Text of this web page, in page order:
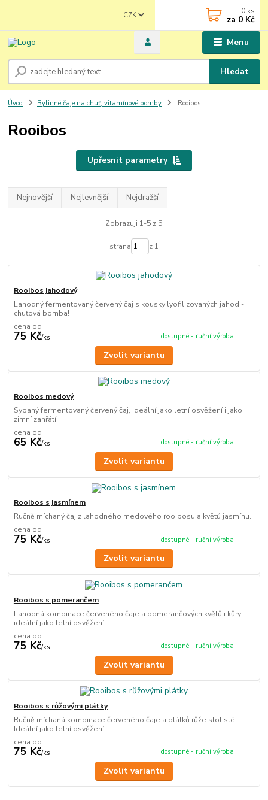
Menu
CZK
Hledat
0 ks
za 0 Kč
Úvod Bylinné čaje na chuť, vitamínové bomby Rooibos
Rooibos
Upřesnit parametry
Nejnovější Nejlevnější Nejdražší
Zobrazuji 1-5 z 5
strana z 1
Rooibos jahodový
Lahodný fermentovaný červený čaj s kousky lyofilizovaných jahod -
chuťová bomba!
cena od
75 Kč/ks dostupné - ruční výroba
Zvolit variantu
Rooibos medový
Sypaný fermentovaný červený čaj, ideální jako letní osvěžení i jako
zimní zahřátí.
cena od
65 Kč/ks dostupné - ruční výroba
Zvolit variantu
Rooibos s jasmínem
Ručně míchaný čaj z lahodného medového rooibosu a květů jasmínu.
cena od
75 Kč/ks dostupné - ruční výroba
Zvolit variantu
Rooibos s pomerančem
Lahodná kombinace červeného čaje a pomerančových květů i kůry -
ideální jako letní osvěžení.
cena od
75 Kč/ks dostupné - ruční výroba
Zvolit variantu
Rooibos s růžovými plátky
Ručně míchaná kombinace červeného čaje a plátků růže stolisté.
Ideální jako letní osvěžení.
cena od
75 Kč/ks dostupné - ruční výroba
Zvolit variantu